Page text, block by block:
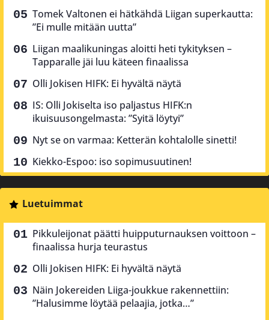
Tomek Valtonen ei hätkähdä Liigan superkautta:
”Ei mulle mitään uutta”
Liigan maalikuningas aloitti heti tykityksen –
Tapparalle jäi luu käteen finaalissa
Olli Jokisen HIFK: Ei hyvältä näytä
IS: Olli Jokiselta iso paljastus HIFK:n
ikuisuusongelmasta: ”Syitä löytyi”
Nyt se on varmaa: Ketterän kohtalolle sinetti!
Kiekko-Espoo: iso sopimusuutinen!
Luetuimmat
Pikkuleijonat päätti huipputurnauksen voittoon –
finaalissa hurja teurastus
Olli Jokisen HIFK: Ei hyvältä näytä
Näin Jokereiden Liiga-joukkue rakennettiin:
”Halusimme löytää pelaajia, jotka…”